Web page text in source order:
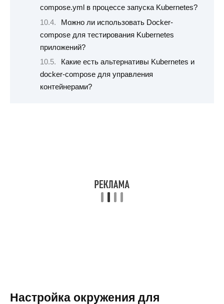
compose.yml в процессе запуска Kubernetes?
Можно ли использовать Docker-
compose для тестирования Kubernetes
приложений?
Какие есть альтернативы Kubernetes и
docker-compose для управления
контейнерами?
Настройка окружения для